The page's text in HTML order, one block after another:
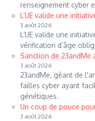
renseignement cyber
L’UE valide une
3 août 2026
L’UE valide une
vérification d’âge
Sanction de 23andMe
3 août 2026
23andMe, géant de
failles cyber ayant
génétiques.
Un coup de pouce
3 août 2026